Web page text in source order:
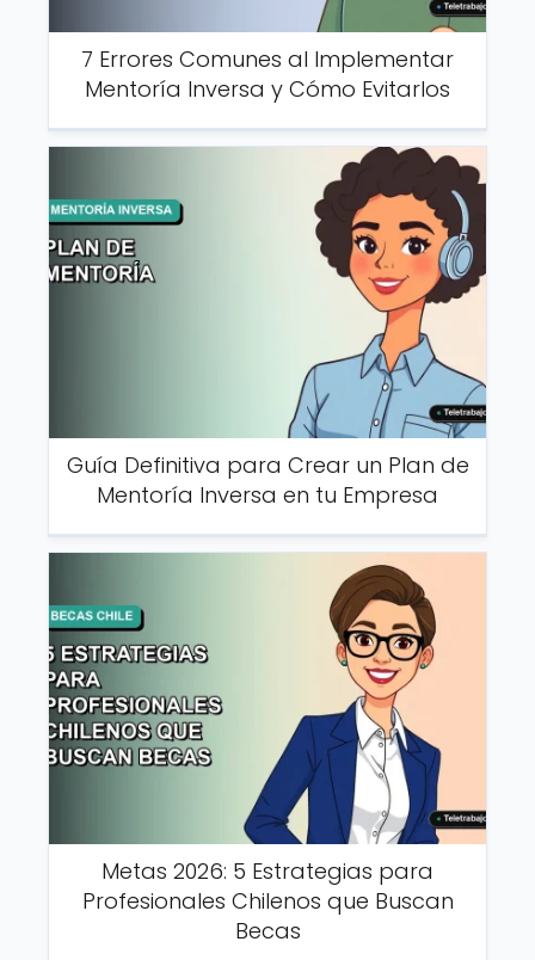
7 Errores Comunes al Implementar
Mentoría Inversa y Cómo Evitarlos
Guía Definitiva para Crear un Plan de
Mentoría Inversa en tu Empresa
Metas 2026: 5 Estrategias para
Profesionales Chilenos que Buscan
Becas